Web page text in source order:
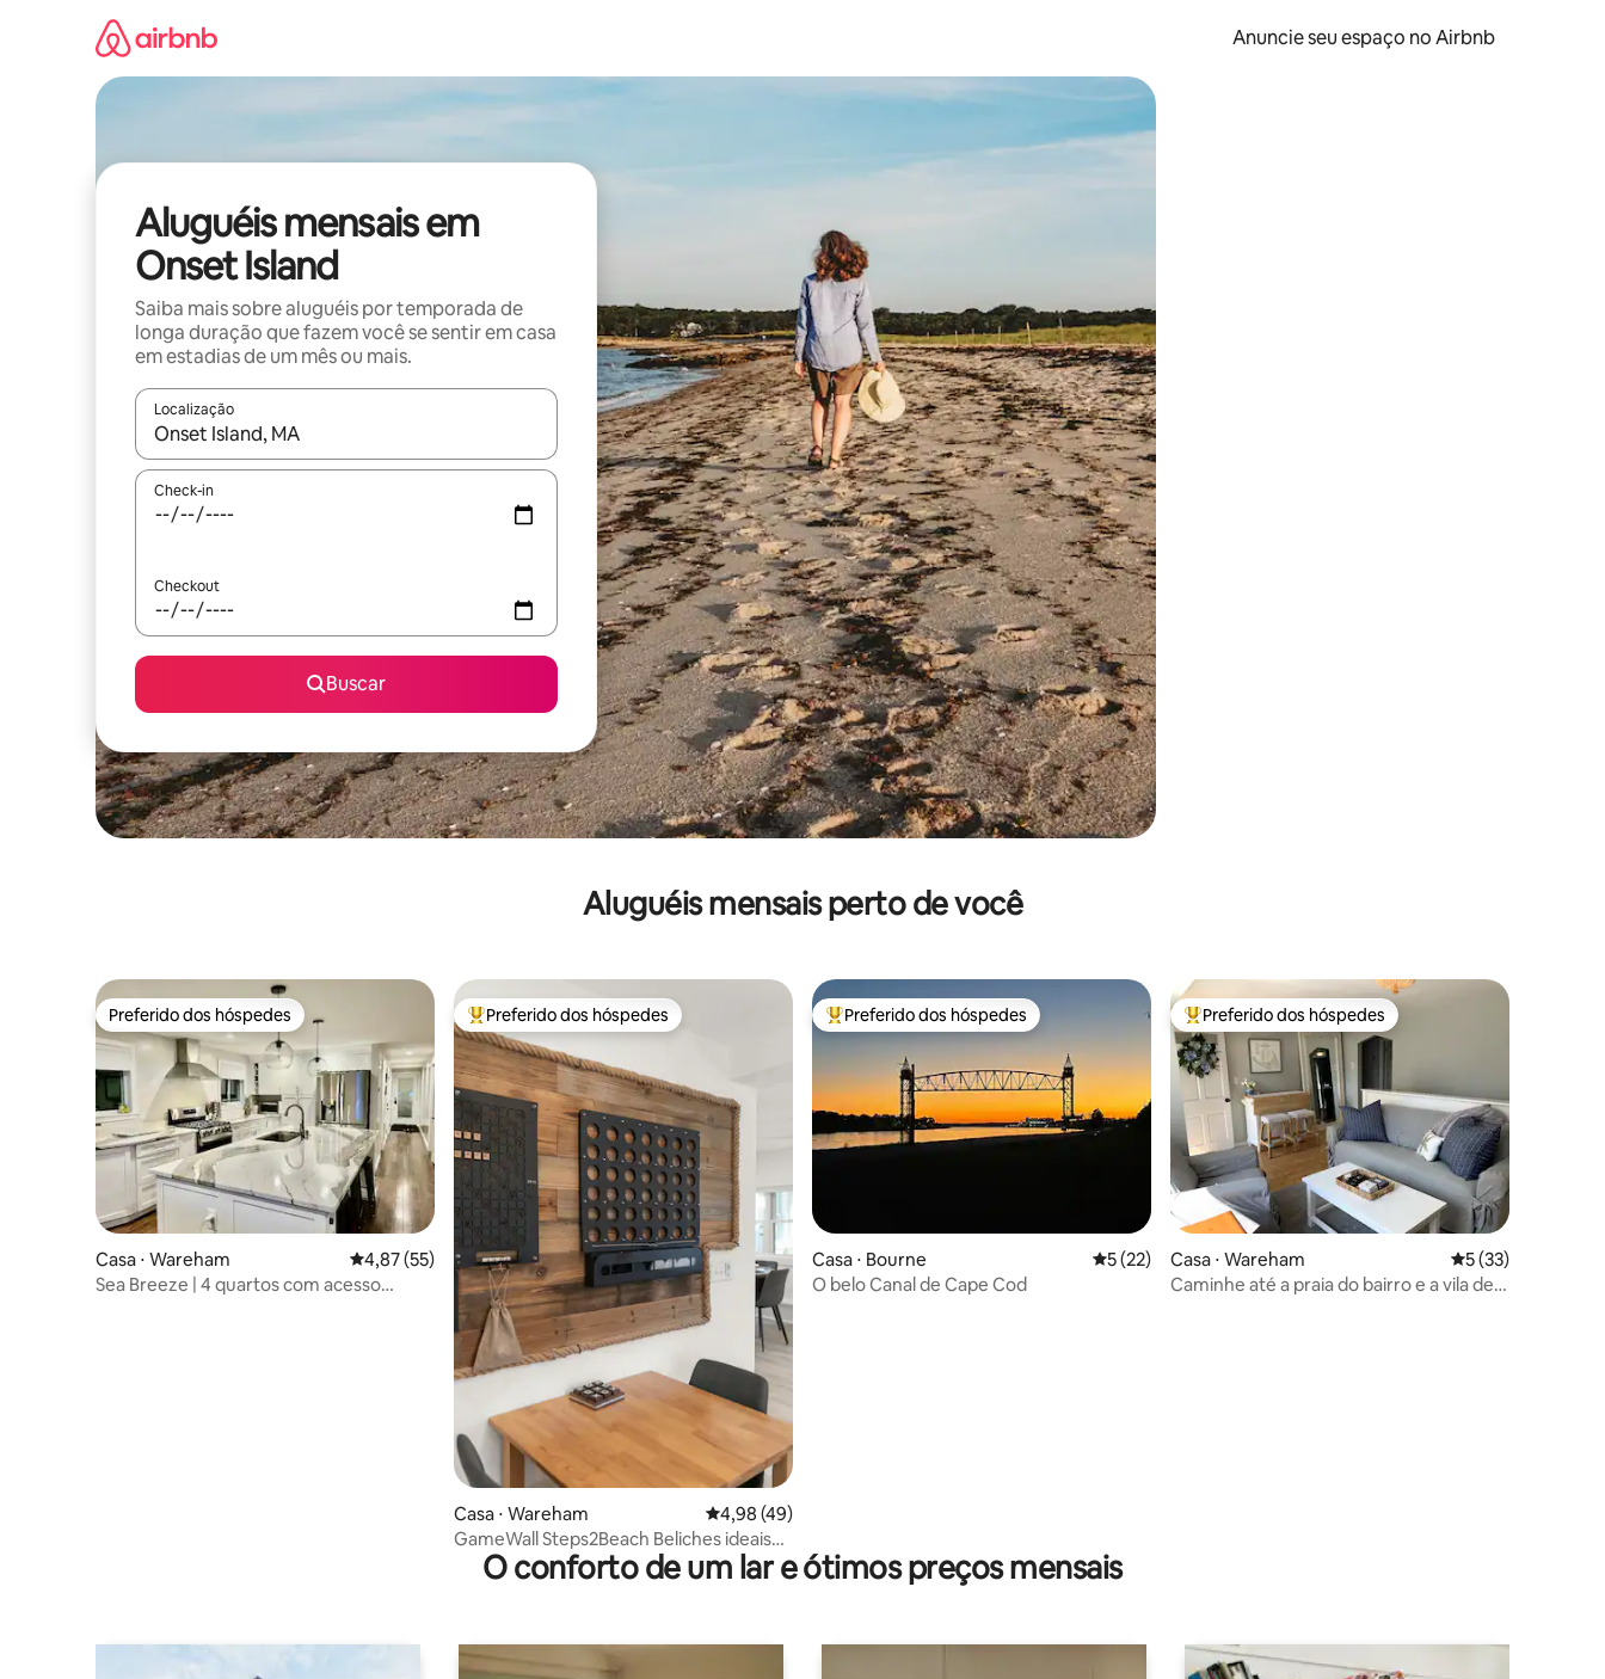
Anuncie seu espaço no Airbnb
Aluguéis mensais em
Onset Island
Saiba mais sobre aluguéis por temporada de
longa duração que fazem você se sentir em casa
em estadias de um mês ou mais.
Localização
Quando os resultados estiverem disponíveis, explore-os usando as seta para cima e para baixo do teclado ou tocando e deslizando o dedo na tela.
Check-in
Checkout
Buscar
Aluguéis mensais perto de você
Preferido dos hóspedes
Preferido dos hóspedes
Casa ⋅ Wareham 4,87 de uma avaliação média de 5, 55 avaliações
4,87 (55)
Sea Breeze | 4 quartos com acesso
Entre os melhores preferidos dos hóspedes
Preferido dos hóspedes
Casa ⋅ Wareham 4,98 de uma avaliação média de 5, 49 avaliações
4,98 (49)
GameWall Steps2Beach Beliches ideais
para animais de estimação e crianças!
Entre os melhores preferidos dos hóspedes
Preferido dos hóspedes
Casa ⋅ Bourne 5 de uma avaliação média de 5, 22 avaliações
5 (22)
O belo Canal de Cape Cod
Entre os melhores preferidos dos hóspedes
Preferido dos hóspedes
Casa ⋅ Wareham 5 de uma
5 (33)
Caminhe até a praia do bairro e a vila de
O conforto de um lar e ótimos preços mensais